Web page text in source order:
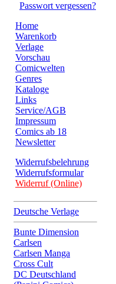
Passwort vergessen?
Home
Warenkorb
Verlage
Vorschau
Comicwelten
Genres
Kataloge
Links
Service/AGB
Impressum
Comics ab 18
Newsletter
Widerrufsbelehrung
Widerrufsformular
Widerruf (Online)
Deutsche Verlage
Bunte Dimension
Carlsen
Carlsen Manga
Cross Cult
DC Deutschland